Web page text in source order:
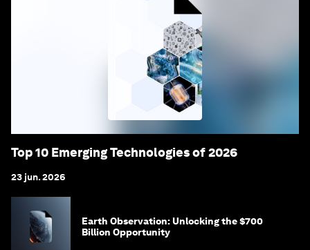
Top 10 Emerging Technologies of 2026
23 jun. 2026
Earth Observation: Unlocking the $700
Billion Opportunity